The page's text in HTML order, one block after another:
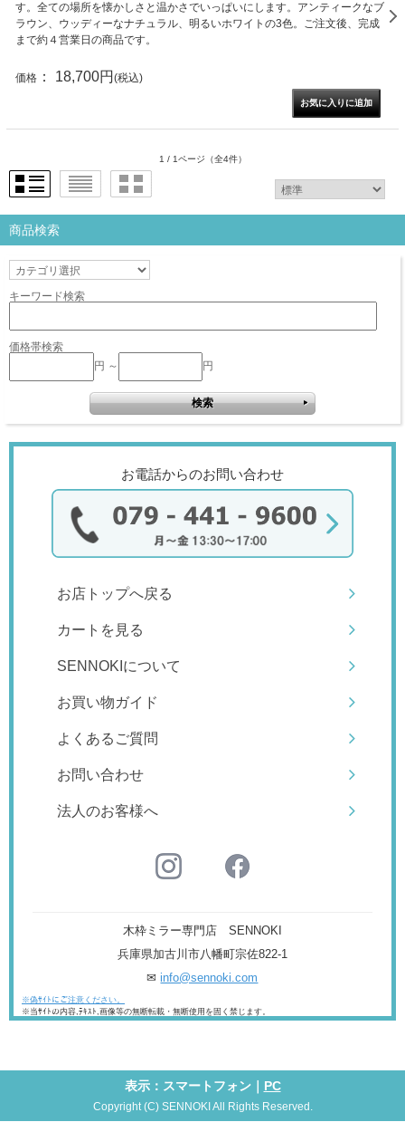
す。全ての場所を懐かしさと温かさでいっぱいにします。アンティークなブ
ラウン、ウッディーなナチュラル、明るいホワイトの3色。ご注文後、完成
まで約４営業日の商品です。
価格 ： 18,700円 (税込)
1 / 1ページ （全4件）
商品検索
キーワード検索
価格帯検索
円 ～
円
お電話からのお問い合わせ
お店トップへ戻る
カートを見る
SENNOKIについて
お買い物ガイド
よくあるご質問
お問い合わせ
法人のお客様へ
木枠ミラー専門店 SENNOKI
兵庫県加古川市八幡町宗佐822-1
✉info@sennoki.com
※偽ｻｲﾄにご注意ください。
※当ｻｲﾄの内容,ﾃｷｽﾄ,画像等の無断転載・無断使用を固く禁じます。
表示：スマートフォン｜ PC
Copyright (C) SENNOKI All Rights Reserved.